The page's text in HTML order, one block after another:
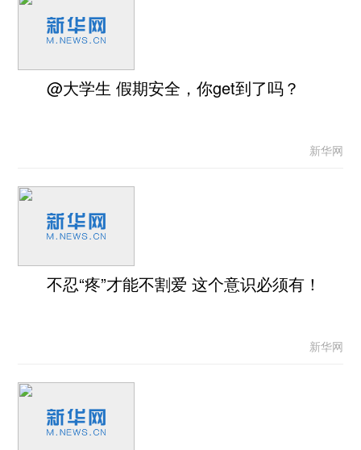
@大学生 假期安全，你get到了吗？
新华网
不忍“疼”才能不割爱 这个意识必须有！
新华网